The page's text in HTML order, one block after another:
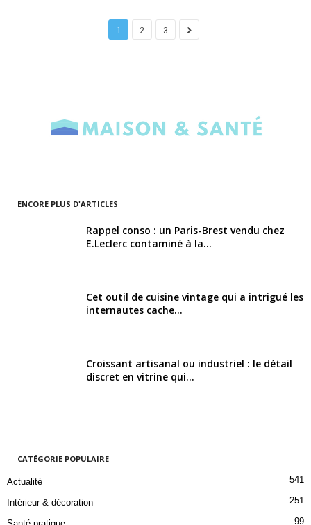
1 2 3
ENCORE PLUS D'ARTICLES
Rappel conso : un Paris-Brest vendu chez
E.Leclerc contaminé à la...
Cet outil de cuisine vintage qui a intrigué les
internautes cache...
Croissant artisanal ou industriel : le détail
discret en vitrine qui...
CATÉGORIE POPULAIRE
Actualité 541
Intérieur & décoration 251
99